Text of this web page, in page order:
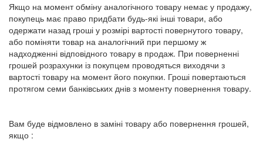
Якщо на момент обміну аналогічного товару немає у продажу,
покупець має право придбати будь-які інші товари, або
одержати назад гроші у розмірі вартості повернутого товару,
або поміняти товар на аналогічний при першому ж
надходженні відповідного товару в продаж. При поверненні
грошей розрахунки із покупцем проводяться виходячи з
вартості товару на момент його покупки. Гроші повертаються
протягом семи банківських днів з моменту повернення товару.
Вам буде відмовлено в заміні товару або повернення грошей,
якщо :